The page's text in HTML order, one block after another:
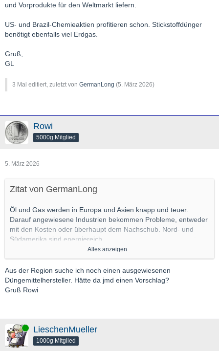
und Vorprodukte für den Weltmarkt liefern.
US- und Brazil-Chemieaktien profitieren schon. Stickstoffdünger
benötigt ebenfalls viel Erdgas.
Gruß,
GL
3 Mal editiert, zuletzt von GermanLong (5. März 2026)
Rowi
5000g Mitglied
5. März 2026
Zitat von GermanLong
Öl und Gas werden in Europa und Asien knapp und teuer.
Darauf angewiesene Industrien bekommen Probleme, entweder
mit den Kosten oder überhaupt dem Nachschub. Nord- und
Südamerika sind energiereich.
Davon abgesehen gibt/"gab" es am Golf Raffinerien, die
Produkte und Vorprodukte für den Weltmarkt liefern.
US- und Brazil-Chemieaktien profitieren schon. Stickstoffdünger
Gruß,
GL
Alles anzeigen
Aus der Region suche ich noch einen ausgewiesenen
Düngemittelhersteller. Hätte da jmd einen Vorschlag?
Gruß Rowi
Online LieschenMueller
1000g Mitglied